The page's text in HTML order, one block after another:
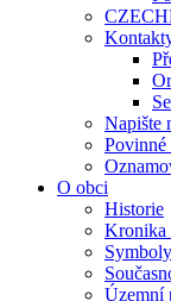
Napište
Povinné
O obci
Historie
Kronika
Územní